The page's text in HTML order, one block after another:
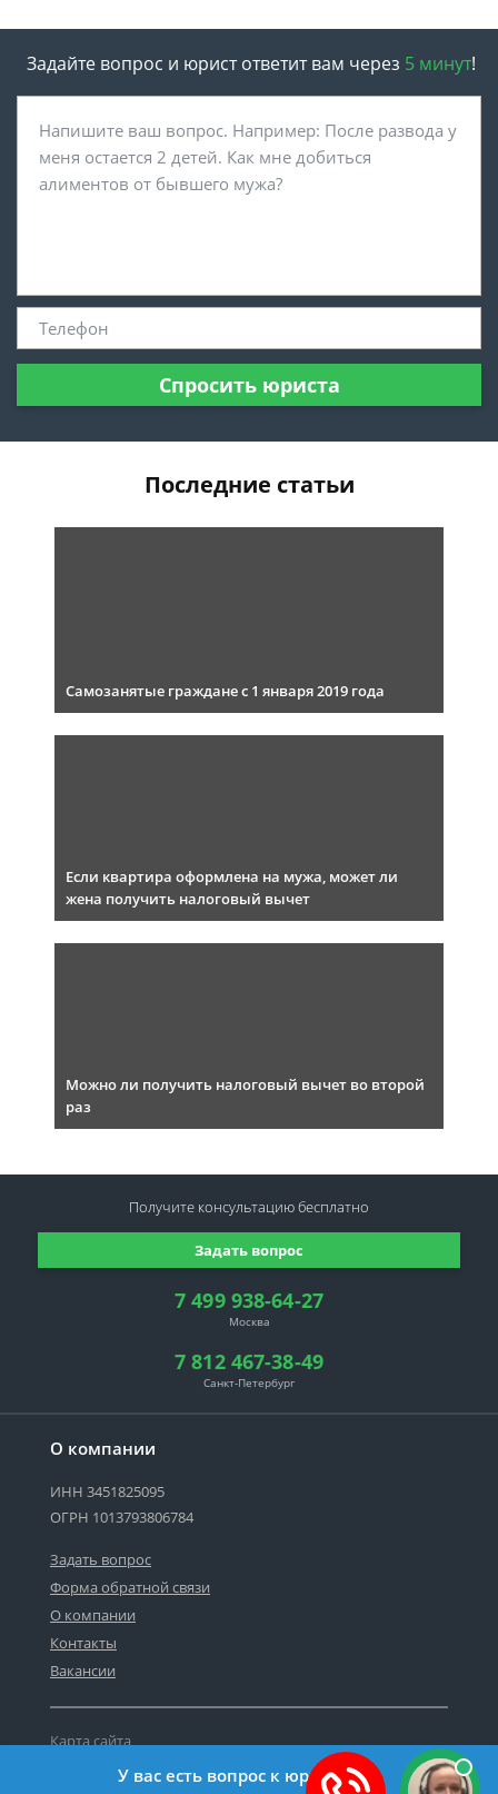
Задайте вопрос и юрист ответит вам через 5 минут!
Спросить юриста
Последние статьи
Самозанятые граждане с 1 января 2019 года
Если квартира оформлена на мужа, может ли
жена получить налоговый вычет
Можно ли получить налоговый вычет во второй
раз
О компании
ИНН 3451825095
ОГРН 1013793806784
Задать вопрос
Форма обратной связи
О компании
Контакты
Вакансии
Карта сайта
Политика персональных данных
7 499 938-64-27
Москва
7 812 467-38-49
Санкт-Петербург
Задать вопрос
Получите консультациюбесплатно
У вас есть вопрос к юристу?